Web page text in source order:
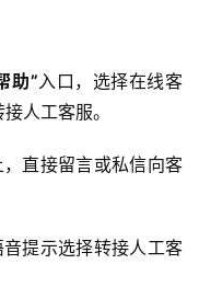
助”入口，选择在线客
人工客服。
，直接留言或私信向客
提示选择转接人工客